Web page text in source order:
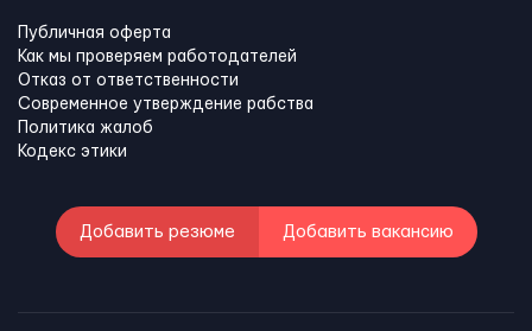
Публичная оферта
Как мы проверяем работодателей
Отказ от ответственности
Современное утверждение рабства
Политика жалоб
Кодекс этики
Добавить резюме Добавить вакансию